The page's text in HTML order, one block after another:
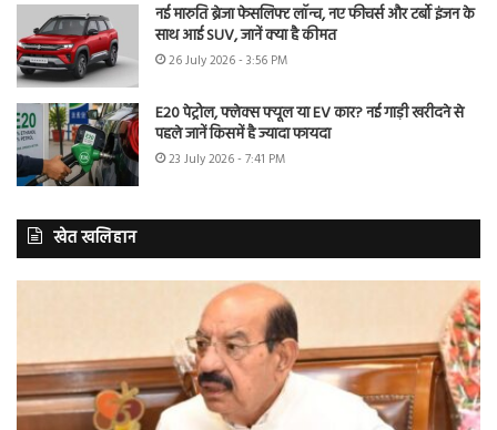
नई मारुति ब्रेजा फेसलिफ्ट लॉन्च, नए फीचर्स और टर्बो इंजन के
साथ आई SUV, जानें क्या है कीमत
26 July 2026 - 3:56 PM
E20 पेट्रोल, फ्लेक्स फ्यूल या EV कार? नई गाड़ी खरीदने से
पहले जानें किसमें है ज्यादा फायदा
23 July 2026 - 7:41 PM
खेत खलिहान